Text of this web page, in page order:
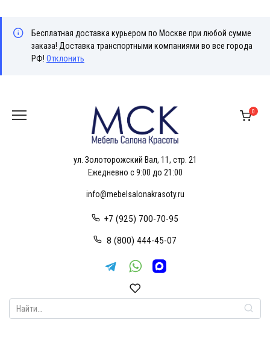
Бесплатная доставка курьером по Москве при любой сумме
заказа! Доставка транспортными компаниями во все города
РФ! Отклонить
содержанию
ул. Золоторожский Вал, 11, стр. 21
Ежедневно с 9:00 до 21:00
info@mebelsalonakrasoty.ru
+7 (925) 700-70-95
8 (800) 444-45-07
0
Search
for: